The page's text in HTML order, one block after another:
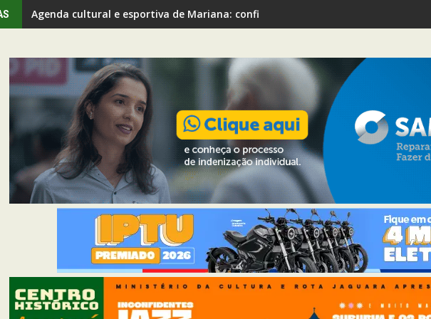
Agenda cultural e esportiva de Mariana: confira os eventos deste fim de semana